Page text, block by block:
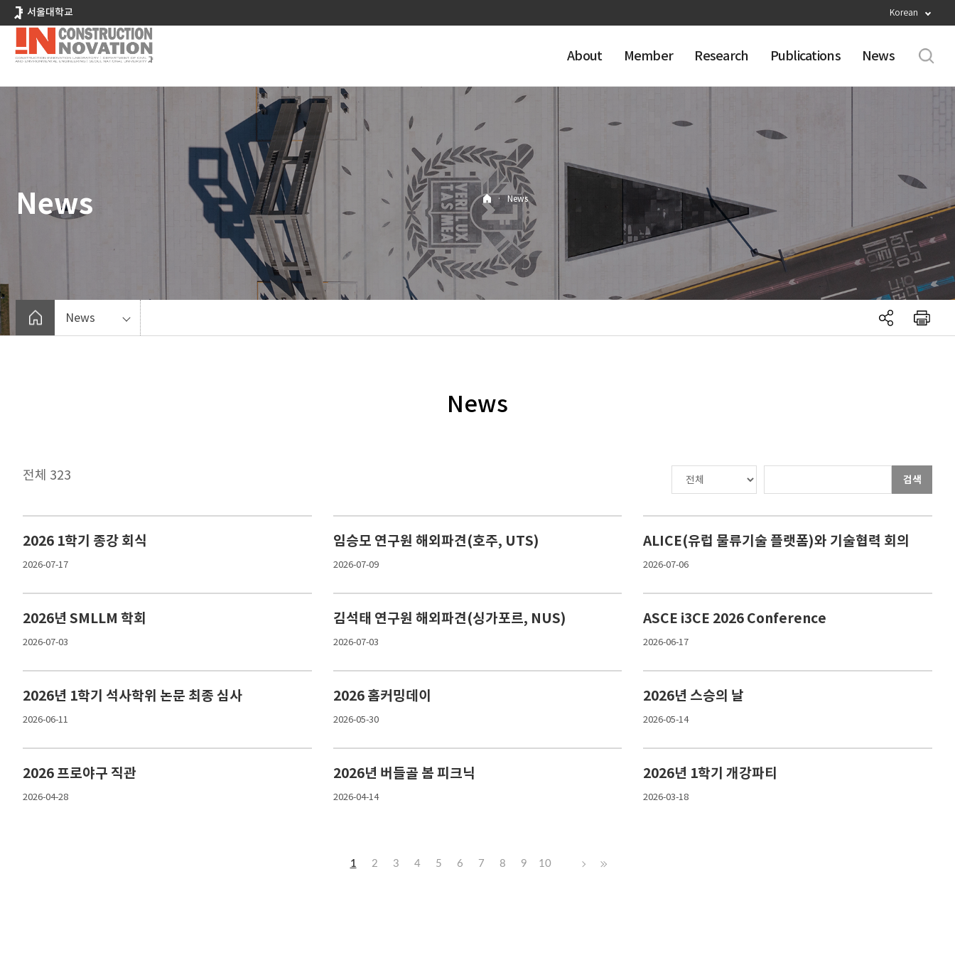
로
서울대학교 Korean
About Member Research Publications News
News · News
News
News
전체 323 검색
2026 1학기 종강 회식
2026-07-17
임승모 연구원 해외파견(호주, UTS)
2026-07-09
ALICE(유럽 물류기술 플랫폼)와 기술협력 회의
2026-07-06
2026년 SMLLM 학회
2026-07-03
김석태 연구원 해외파견(싱가포르, NUS)
2026-07-03
ASCE i3CE 2026 Conference
2026-06-17
2026년 1학기 석사학위 논문 최종 심사
2026-06-11
2026 홈커밍데이
2026-05-30
2026년 스승의 날
2026-05-14
2026 프로야구 직관
2026-04-28
2026년 버들골 봄 피크닉
2026-04-14
2026년 1학기 개강파티
2026-03-18
1 2 3 4 5 6 7 8 9 10